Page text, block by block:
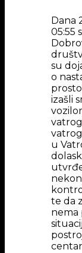
Dana
05:55
su
o
izašli
u
te da
nema